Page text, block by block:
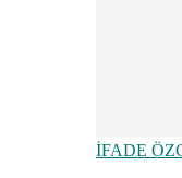
İFADE